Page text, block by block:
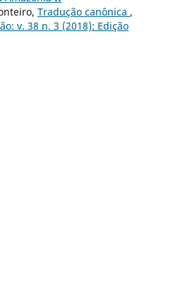
Tradução canônica ,
v. 38 n. 3 (2018): Edição